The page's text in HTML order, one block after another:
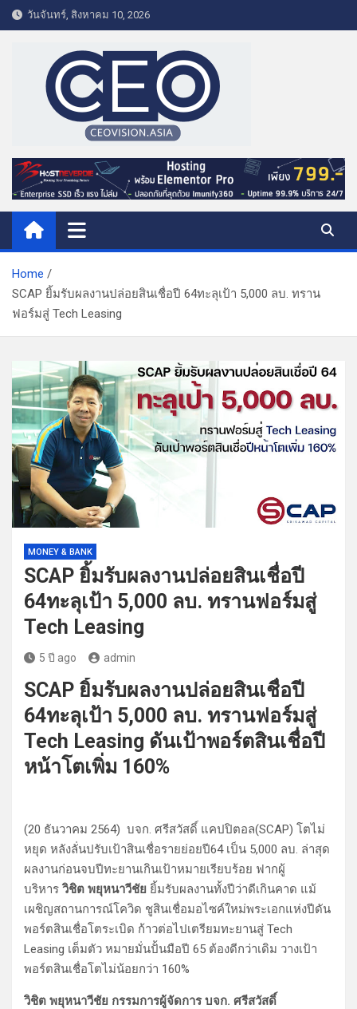
k
e
t
วันจันทร์, สิงหาคม 10, 2026
CEO VISION.ASIA
Business & Lifestyle
Home
SCAP ยิ้มรับผลงานปล่อยสินเชื่อปี 64ทะลุเป้า 5,000 ลบ. ทราน
ฟอร์มสู่ Tech Leasing
MONEY & BANK
SCAP ยิ้มรับผลงานปล่อยสินเชื่อปี
64ทะลุเป้า 5,000 ลบ. ทรานฟอร์มสู่
Tech Leasing
5 ปี ago admin
SCAP ยิ้มรับผลงานปล่อยสินเชื่อปี
64ทะลุเป้า 5,000 ลบ. ทรานฟอร์มสู่
Tech Leasing ดันเป้าพอร์ตสินเชื่อปี
หน้าโตเพิ่ม 160%
(20 ธันวาคม 2564) บจก. ศรีสวัสดิ์ แคปปิตอล(SCAP) โตไม่
หยุด หลังลั่นปรับเป้าสินเชื่อรายย่อยปี64 เป็น 5,000 ลบ. ล่าสุด
ผลงานก่อนจบปีทะยานเกินเป้าหมายเรียบร้อย ฟากผู้
บริหารวิชิต พยุหนาวีชัย ยิ้มรับผลงานทั้งปีว่าดีเกินคาด แม้
เผชิญสถานการณ์โควิด ชูสินเชื่อมอไซค์ใหม่พระเอกแห่งปีดัน
พอร์ตสินเชื่อโตระเบิด ก้าวต่อไปเตรียมทะยานสู่ Tech
Leasing เต็มตัว หมายมั่นปั้นมือปี 65 ต้องดีกว่าเดิม วางเป้า
พอร์ตสินเชื่อโตไม่น้อยกว่า 160%
วิชิต พยุหนาวีชัย กรรมการผู้จัดการ บจก. ศรีสวัสดิ์